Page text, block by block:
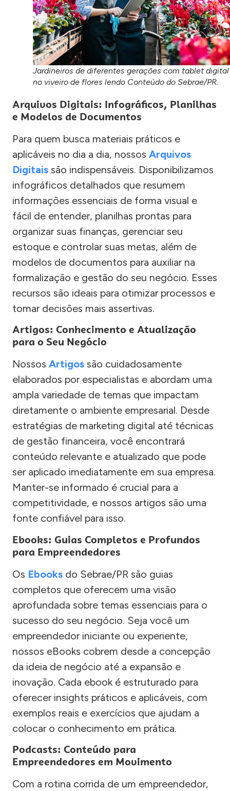
Jardineiros de diferentes gerações com tablet digital
no viveiro de flores lendo Conteúdo do Sebrae/PR.
Arquivos Digitais: Infográficos, Planilhas
e Modelos de Documentos
Para quem busca materiais práticos e
aplicáveis no dia a dia, nossos Arquivos
Digitais são indispensáveis. Disponibilizamos
infográficos detalhados que resumem
informações essenciais de forma visual e
fácil de entender, planilhas prontas para
organizar suas finanças, gerenciar seu
estoque e controlar suas metas, além de
modelos de documentos para auxiliar na
formalização e gestão do seu negócio. Esses
recursos são ideais para otimizar processos e
tomar decisões mais assertivas.
Artigos: Conhecimento e Atualização
para o Seu Negócio
Nossos Artigos são cuidadosamente
elaborados por especialistas e abordam uma
ampla variedade de temas que impactam
diretamente o ambiente empresarial. Desde
estratégias de marketing digital até técnicas
de gestão financeira, você encontrará
conteúdo relevante e atualizado que pode
ser aplicado imediatamente em sua empresa.
Manter-se informado é crucial para a
competitividade, e nossos artigos são uma
fonte confiável para isso.
Ebooks: Guias Completos e Profundos
para Empreendedores
Os Ebooks do Sebrae/PR são guias
completos que oferecem uma visão
aprofundada sobre temas essenciais para o
sucesso do seu negócio. Seja você um
empreendedor iniciante ou experiente,
nossos eBooks cobrem desde a concepção
da ideia de negócio até a expansão e
inovação. Cada ebook é estruturado para
oferecer insights práticos e aplicáveis, com
exemplos reais e exercícios que ajudam a
colocar o conhecimento em prática.
Podcasts: Conteúdo para
Empreendedores em Movimento
Com a rotina corrida de um empreendedor,